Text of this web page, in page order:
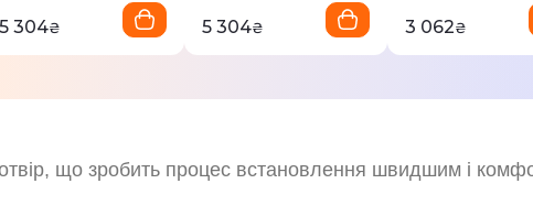
5 304₴ 5 304₴ 3 062₴
що зробить процес встановлення швидшим і